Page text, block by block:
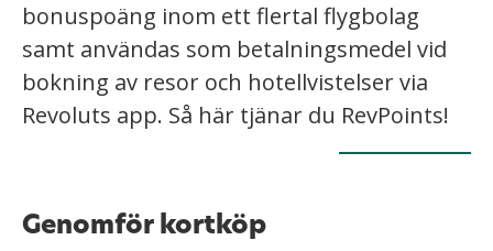
bonuspoäng inom ett flertal flygbolag
samt användas som betalningsmedel vid
bokning av resor och hotellvistelser via
Revoluts app. Så här tjänar du RevPoints!
Genomför kortköp